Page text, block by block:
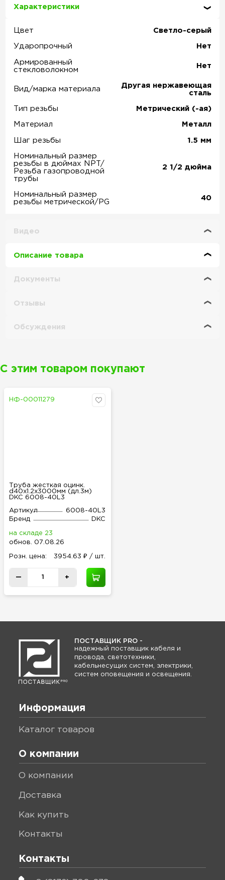
Характеристики
Цвет Светло-серый
Ударопрочный Нет
Армированный
стекловолокном
Нет
Вид/марка материала
Другая нержавеющая
сталь
Тип резьбы Метрический (-ая)
Материал Металл
Шаг резьбы 1.5 мм
Номинальный размер
резьбы в дюймах NPT/
Резьба газопроводной
трубы
2 1/2 дюйма
Номинальный размер
резьбы метрической/PG
40
Видео
Описание товара
Документы
Отзывы
Обсуждения
С этим товаром покупают
НФ-00011279
Труба жесткая оцинк.
d40х1.2х3000мм (дл.3м)
DKC 6008-40L3
Артикул
6008-40L3
Бренд
DKC
на складе 23
обнов
07.08.26
Розн цена: 3954.63 ₽ / шт.
— +
ПОСТАВЩИК PRO -
надежный поставщик кабеля и
провода, светотехники,
кабельнесущих систем, электрики,
систем оповещения и освещения.
Информация
каталог товаров
О компании
о компании
доставка
как купить
контакты
Контакты